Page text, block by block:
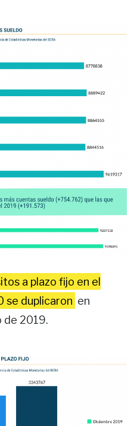
a plazo fijo en el
se duplicaron en
de 2019.